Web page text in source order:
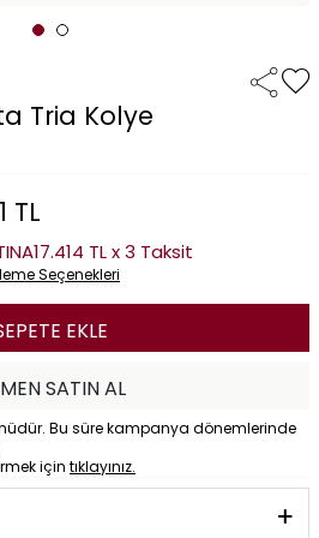
Tria Kolye
TL
17.414 TL x 3 Taksit
Seçenekleri
EKLE
SATIN AL
Bu süre kampanya dönemlerinde
için tıklayınız.